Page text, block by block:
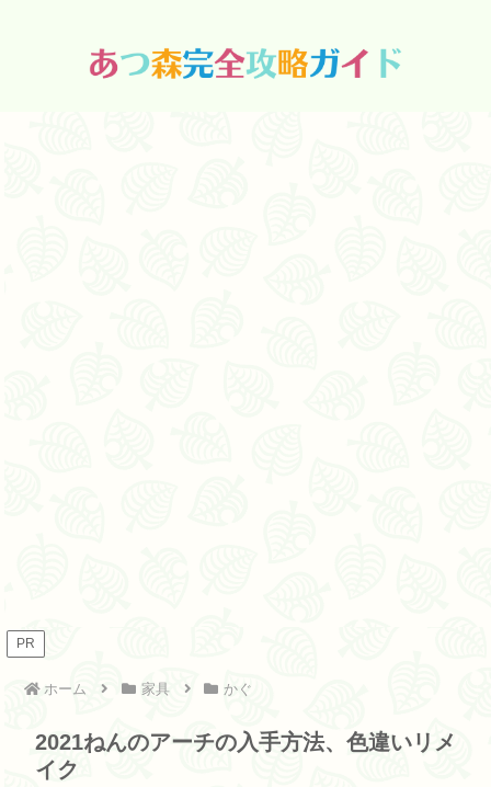
PR
ホーム 家具 かぐ
2021ねんのアーチの入手方法、色違いリメ
イク